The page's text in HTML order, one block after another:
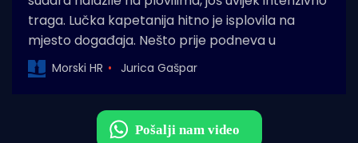
traga. Lučka kapetanija hitno je isplovila na
mjesto događaja. Nešto prije podneva u
Morski HR Jurica Gašpar